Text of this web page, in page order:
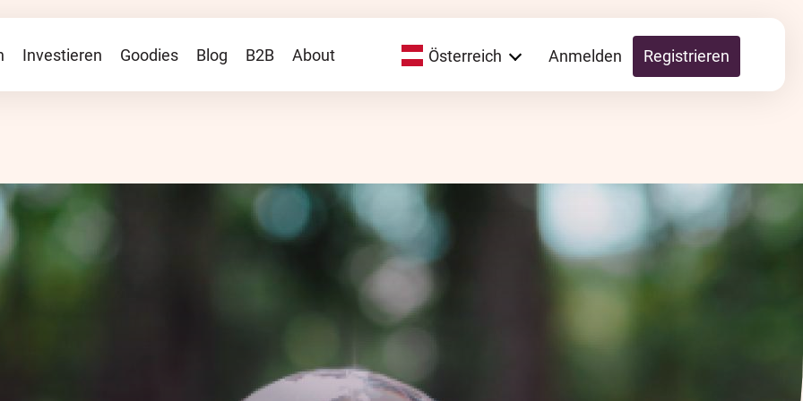
Anmelden Registrieren
Österreich
Investieren Goodies Blog B2B About